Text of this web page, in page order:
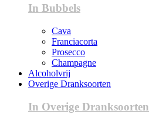
In Bubbels
Cava
Franciacorta
Prosecco
Champagne
Alcoholvrij
Overige Dranksoorten
In Overige Dranksoorten